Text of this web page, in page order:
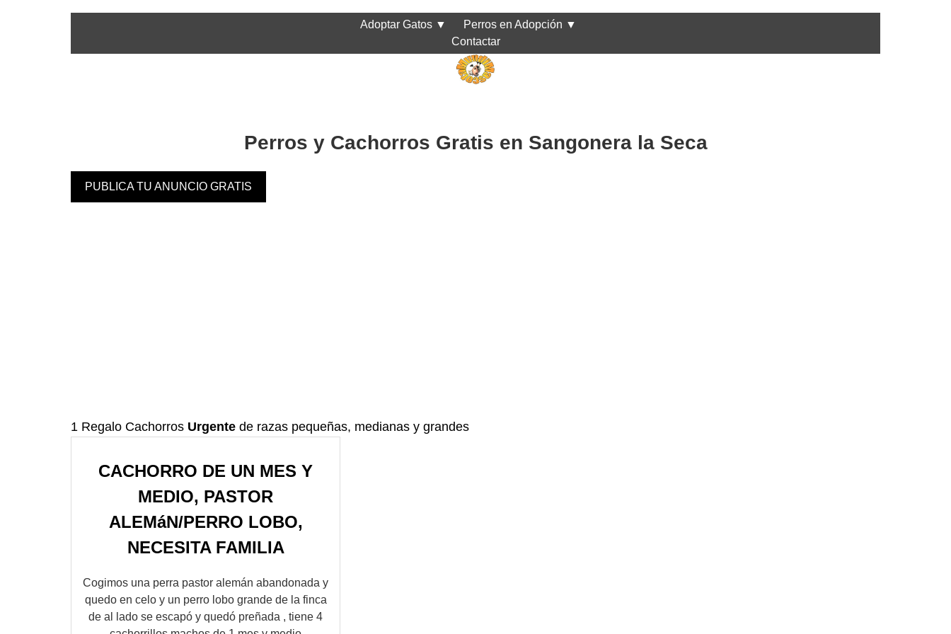
Adoptar Gatos ▼ Perros en Adopción ▼
Contactar
Perros y Cachorros Gratis en Sangonera la Seca
PUBLICA TU ANUNCIO GRATIS
1 Regalo Cachorros Urgente de razas pequeñas, medianas y grandes
CACHORRO DE UN MES Y
MEDIO, PASTOR
ALEMáN/PERRO LOBO,
NECESITA FAMILIA
Cogimos una perra pastor alemán abandonada y
quedo en celo y un perro lobo grande de la finca
de al lado se escapó y quedó preñada , tiene 4